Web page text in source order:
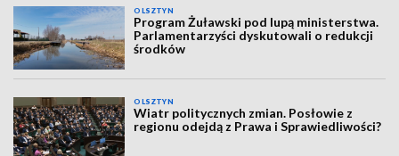
OLSZTYN
Program Żuławski pod lupą ministerstwa.
Parlamentarzyści dyskutowali o redukcji
środków
OLSZTYN
Wiatr politycznych zmian. Posłowie z
regionu odejdą z Prawa i Sprawiedliwości?